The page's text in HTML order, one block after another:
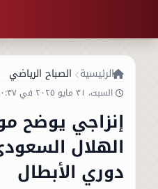
الرئيسية الصباح الرياضي
السبت، ٣١ مايو ٢٠٢٥ في ١٠:٣٧ م
إنزاجي يوضح
الهلال
دوري الأبطال